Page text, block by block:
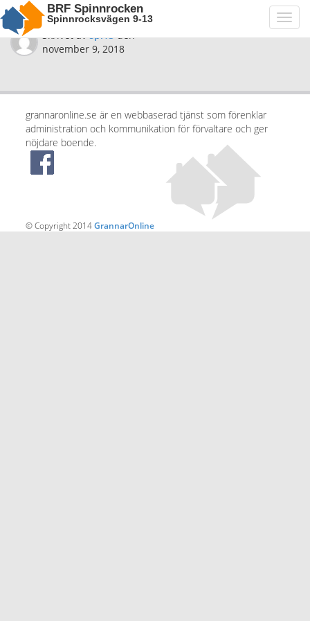
BRF Spinnrocken
Spinnrocksvägen 9-13
Skrivet avspi13den
november 9, 2018
grannaronline.se är en webbaserad tjänst som förenklar
administration och kommunikation för förvaltare och ger
nöjdare boende.
© Copyright 2014GrannarOnline